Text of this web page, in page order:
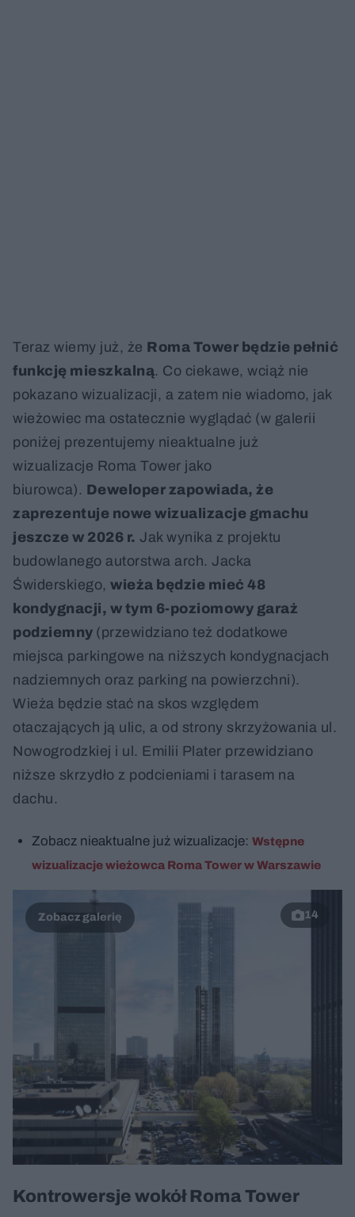
Teraz wiemy już, że Roma Tower będzie pełnić
funkcję mieszkalną. Co ciekawe, wciąż nie
pokazano wizualizacji, a zatem nie wiadomo, jak
wieżowiec ma ostatecznie wyglądać (w galerii
poniżej prezentujemy nieaktualne już
wizualizacje Roma Tower jako
biurowca). Deweloper zapowiada, że
zaprezentuje nowe wizualizacje gmachu
jeszcze w 2026 r. Jak wynika z projektu
budowlanego autorstwa arch. Jacka
Świderskiego, wieża będzie mieć 48
kondygnacji, w tym 6-poziomowy garaż
podziemny (przewidziano też dodatkowe
miejsca parkingowe na niższych kondygnacjach
nadziemnych oraz parking na powierzchni).
Wieża będzie stać na skos względem
otaczających ją ulic, a od strony skrzyżowania ul.
Nowogrodzkiej i ul. Emilii Plater przewidziano
niższe skrzydło z podcieniami i tarasem na
dachu.
Zobacz nieaktualne już wizualizacje: Wstępne
wizualizacje wieżowca Roma Tower w Warszawie
14
Kontrowersje wokół Roma Tower